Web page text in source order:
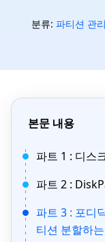
분류: 파티션 관리
본문 내용
파트 1 : 디스
파트 2 :
파트 3 : 포디
티션 분할하